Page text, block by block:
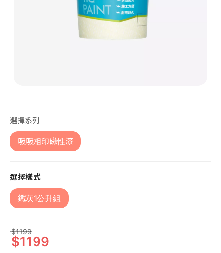
選擇系列
吸吸相印磁性漆
選擇樣式
鐵灰1公升組
1199
1199